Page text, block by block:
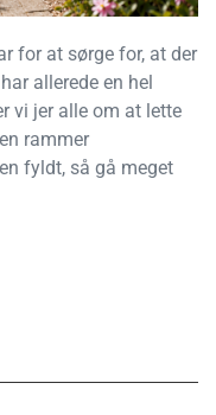
for at sørge for, at der
allerede en hel
vi jer alle om at lette
rammer
fyldt, så gå meget